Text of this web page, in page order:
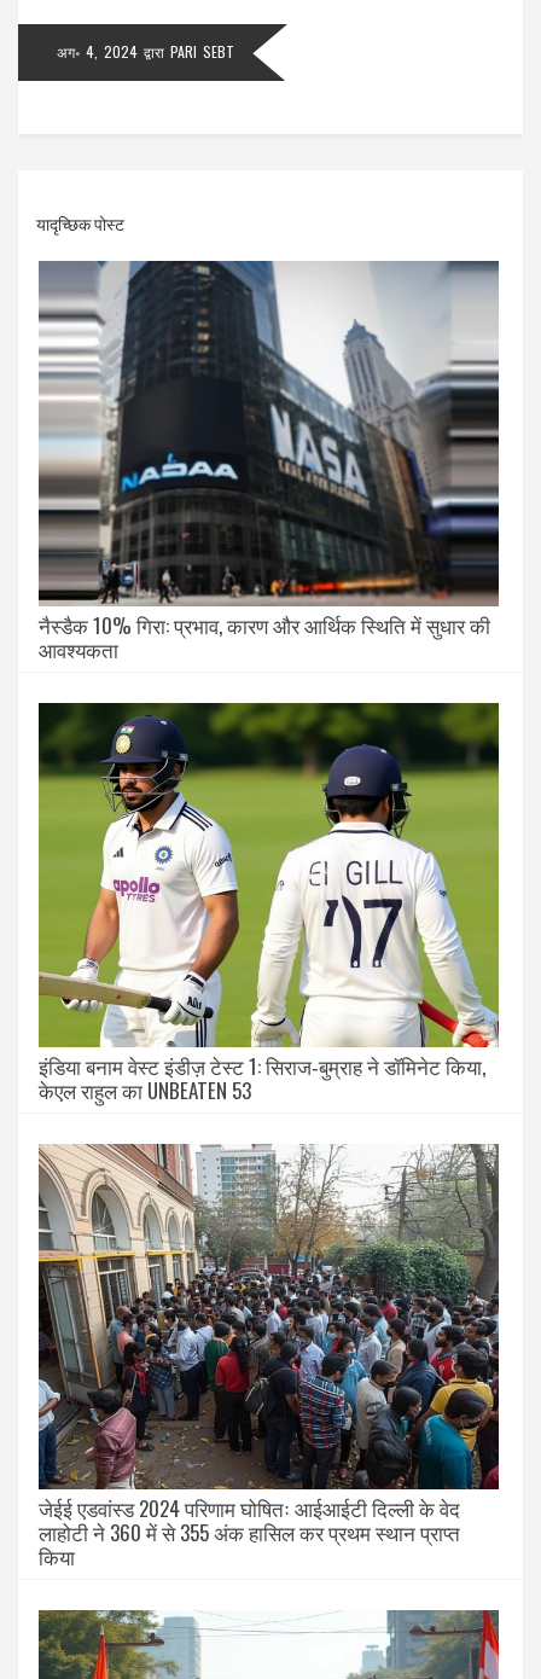
अग॰ 4, 2024 द्वारा PARI SEBT
यादृच्छिक पोस्ट
नैस्डैक 10% गिरा: प्रभाव, कारण और आर्थिक स्थिति में सुधार की
आवश्यकता
इंडिया बनाम वेस्ट इंडीज़ टेस्ट 1: सिराज‑बुम्राह ने डॉमिनेट किया,
केएल राहुल का UNBEATEN 53
जेईई एडवांस्ड 2024 परिणाम घोषितः आईआईटी दिल्ली के वेद
लाहोटी ने 360 में से 355 अंक हासिल कर प्रथम स्थान प्राप्त
किया